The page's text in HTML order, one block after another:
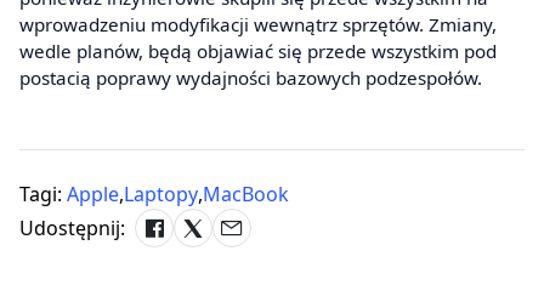
wprowadzeniu modyfikacji wewnątrz sprzętów. Zmiany,
wedle planów, będą objawiać się przede wszystkim pod
postacią poprawy wydajności bazowych podzespołów.
Tagi: Apple,Laptopy,MacBook
Udostępnij: